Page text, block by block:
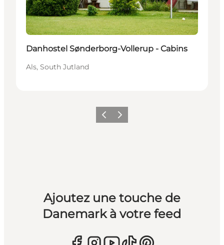
Danhostel Sønderborg-Vollerup - Cabins
Als, South Jutland
PrécédentSuivant
Ajoutez une touche de
Danemark à votre feed